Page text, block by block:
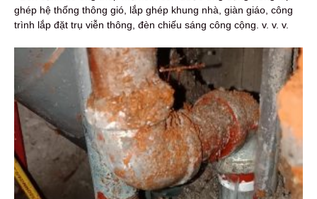
ghép hệ thống thông gió, lắp ghép khung nhà, giàn giáo, công
trình lắp đặt trụ viễn thông, đèn chiếu sáng công cộng. v. v. v.